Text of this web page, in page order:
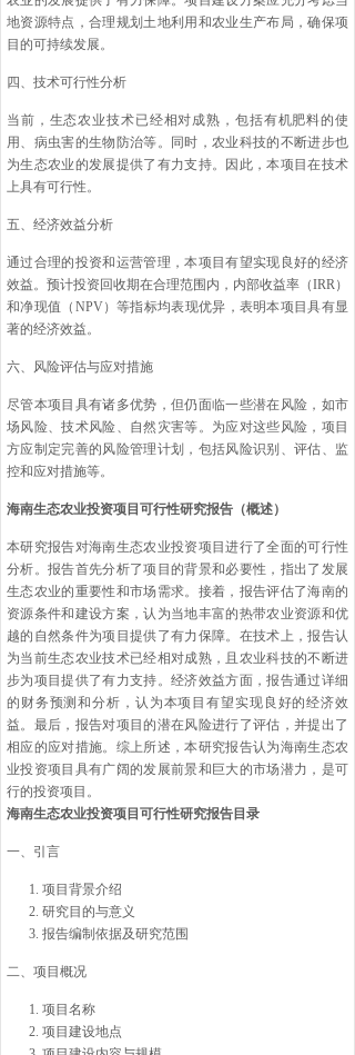
地资源特点，合理规划土地利用和农业生产布局，确保项
目的可持续发展。
四、技术可行性分析
当前，生态农业技术已经相对成熟，包括有机肥料的使
用、病虫害的生物防治等。同时，农业科技的不断进步也
为生态农业的发展提供了有力支持。因此，本项目在技术
上具有可行性。
五、经济效益分析
通过合理的投资和运营管理，本项目有望实现良好的经济
效益。预计投资回收期在合理范围内，内部收益率（IRR）
和净现值（NPV）等指标均表现优异，表明本项目具有显
著的经济效益。
六、风险评估与应对措施
尽管本项目具有诸多优势，但仍面临一些潜在风险，如市
场风险、技术风险、自然灾害等。为应对这些风险，项目
方应制定完善的风险管理计划，包括风险识别、评估、监
控和应对措施等。
海南生态农业投资项目可行性研究报告（概述）
本研究报告对海南生态农业投资项目进行了全面的可行性
分析。报告首先分析了项目的背景和必要性，指出了发展
生态农业的重要性和市场需求。接着，报告评估了海南的
资源条件和建设方案，认为当地丰富的热带农业资源和优
越的自然条件为项目提供了有力保障。在技术上，报告认
为当前生态农业技术已经相对成熟，且农业科技的不断进
步为项目提供了有力支持。经济效益方面，报告通过详细
的财务预测和分析，认为本项目有望实现良好的经济效
益。最后，报告对项目的潜在风险进行了评估，并提出了
相应的应对措施。综上所述，本研究报告认为海南生态农
业投资项目具有广阔的发展前景和巨大的市场潜力，是可
行的投资项目。
海南生态农业投资项目可行性研究报告目录
一、引言
项目背景介绍
研究目的与意义
报告编制依据及研究范围
二、项目概况
项目名称
项目建设地点